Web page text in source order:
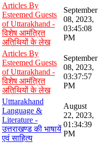
Articles By
Esteemed Guests
of Uttarakhand -
विशेष आमंत्रित
अतिथियों के लेख
September
08, 2023,
03:45:08
PM
Articles By
Esteemed Guests
of Uttarakhand -
विशेष आमंत्रित
अतिथियों के लेख
September
08, 2023,
03:37:57
PM
Utttarakhand
Language &
Literature -
उत्तराखण्ड की भाषायें
एवं साहित्य
August
22, 2023,
01:34:39
PM